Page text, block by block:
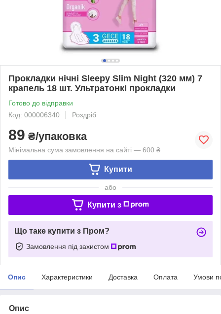
Прокладки нічні Sleepy Slim Night (320 мм) 7
крапель 18 шт. Ультратонкі прокладки
Готово до відправки
Код: 000006340
Роздріб
89 ₴/упаковка
Мінімальна сума замовлення на сайті — 600 ₴
Купити
або
Купити з
Що таке купити з Пром?
Замовлення під захистом
Опис Характеристики Доставка Оплата Умови
Опис